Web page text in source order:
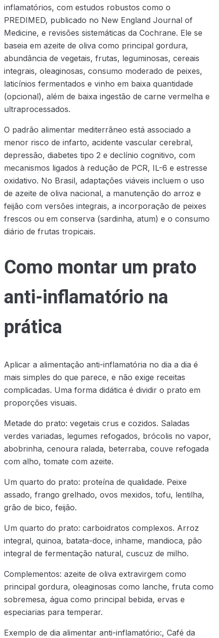
inflamatórios, com estudos robustos como o
PREDIMED, publicado no New England Journal of
Medicine, e revisões sistemáticas da Cochrane. Ele se
baseia em azeite de oliva como principal gordura,
abundância de vegetais, frutas, leguminosas, cereais
integrais, oleaginosas, consumo moderado de peixes,
laticínios fermentados e vinho em baixa quantidade
(opcional), além de baixa ingestão de carne vermelha e
ultraprocessados.
O padrão alimentar mediterrâneo está associado a
menor risco de infarto, acidente vascular cerebral,
depressão, diabetes tipo 2 e declínio cognitivo, com
mecanismos ligados à redução de PCR, IL-6 e estresse
oxidativo. No Brasil, adaptações viáveis incluem o uso
de azeite de oliva nacional, a manutenção do arroz e
feijão com versões integrais, a incorporação de peixes
frescos ou em conserva (sardinha, atum) e o consumo
diário de frutas tropicais.
Como montar um prato
anti-inflamatório na
prática
Aplicar a alimentação anti-inflamatória no dia a dia é
mais simples do que parece, e não exige receitas
complicadas. Uma forma didática é dividir o prato em
proporções visuais.
Metade do prato: vegetais crus e cozidos. Saladas
verdes variadas, legumes refogados, brócolis no vapor,
abobrinha, cenoura ralada, beterraba, couve refogada
com alho, tomate com azeite.
Um quarto do prato: proteína de qualidade. Peixe
assado, frango grelhado, ovos mexidos, tofu, lentilha,
grão de bico, feijão.
Um quarto do prato: carboidratos complexos. Arroz
integral, quinoa, batata-doce, inhame, mandioca, pão
integral de fermentação natural, cuscuz de milho.
Complementos: azeite de oliva extravirgem como
principal gordura, oleaginosas como lanche, fruta como
sobremesa, água como principal bebida, ervas e
especiarias para temperar.
Exemplo de dia alimentar anti-inflamatório:, Café da